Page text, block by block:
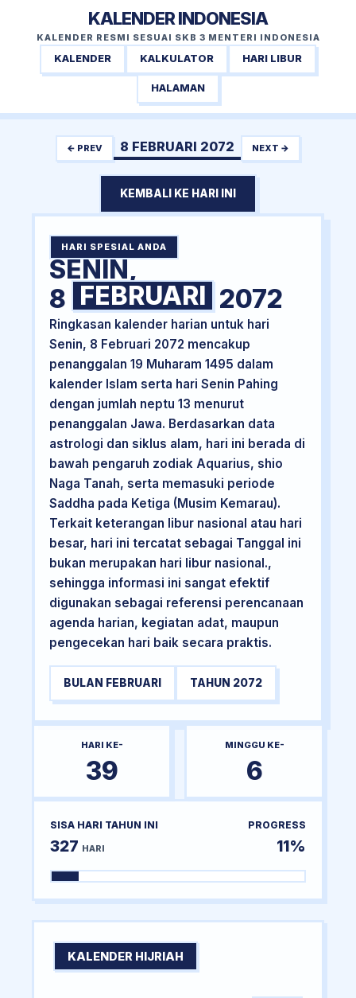
KALENDER INDONESIA
KALENDER RESMI SESUAI SKB 3 MENTERI INDONESIA
KALENDER KALKULATOR HARI LIBUR
HALAMAN
← PREV 8 FEBRUARI 2072 NEXT →
KEMBALI KE HARI INI
HARI SPESIAL ANDA
SENIN,
8 FEBRUARI 2072
Ringkasan kalender harian untuk hari
Senin, 8 Februari 2072 mencakup
penanggalan 19 Muharam 1495 dalam
kalender Islam serta hari Senin Pahing
dengan jumlah neptu 13 menurut
penanggalan Jawa. Berdasarkan data
astrologi dan siklus alam, hari ini berada di
bawah pengaruh zodiak Aquarius, shio
Naga Tanah, serta memasuki periode
Saddha pada Ketiga (Musim Kemarau).
Terkait keterangan libur nasional atau hari
besar, hari ini tercatat sebagai Tanggal ini
bukan merupakan hari libur nasional.,
sehingga informasi ini sangat efektif
digunakan sebagai referensi perencanaan
agenda harian, kegiatan adat, maupun
pengecekan hari baik secara praktis.
BULAN FEBRUARI TAHUN 2072
HARI KE-
39
MINGGU KE-
6
SISA HARI TAHUN INI
327 HARI
PROGRESS
11%
KALENDER HIJRIAH